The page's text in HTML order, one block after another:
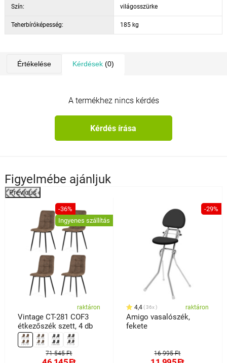
Szín: világosszürke
Teherbíróképesség: 185 kg
Értékelése Kérdések(0)
A termékhez nincs kérdés
Kérdés írása
Figyelmébe ajánljuk
Previous
-36%
Ingyenes szállítás
raktáron
Vintage CT-281 COF3
étkezőszék szett, 4 db
71 545 Ft
-29%
4,4 36x raktáron
Amigo vasalószék,
fekete
16 995 Ft